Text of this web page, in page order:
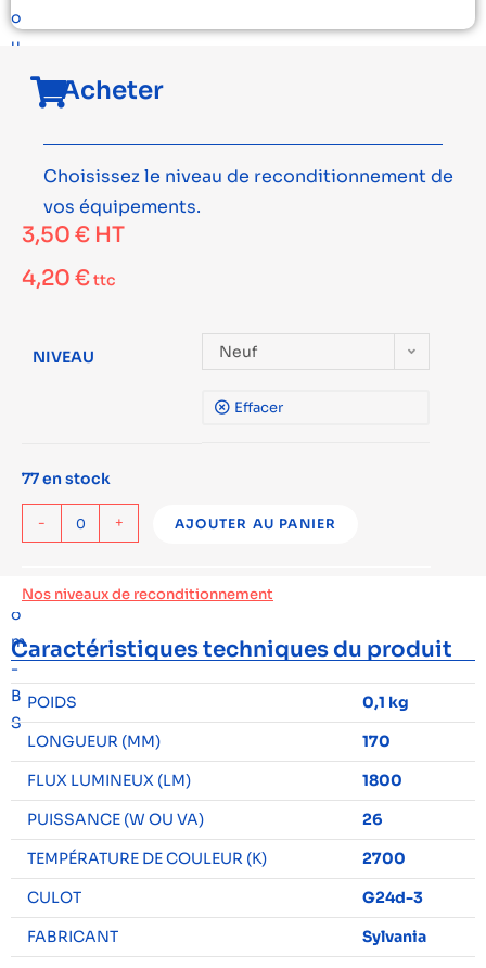
Acheter
Choisissez le niveau de reconditionnement de
vos équipements.
3,50 € HT
4,20 €ttc
NIVEAU Neuf
Effacer
77 en stock
- + AJOUTER AU PANIER
Nos niveaux de reconditionnement
Caractéristiques techniques du produit
POIDS
0,1 kg
LONGUEUR (MM)
170
FLUX LUMINEUX (LM)
1800
PUISSANCE (W OU VA)
26
TEMPÉRATURE DE COULEUR (K)
2700
CULOT
G24d-3
FABRICANT
Sylvania